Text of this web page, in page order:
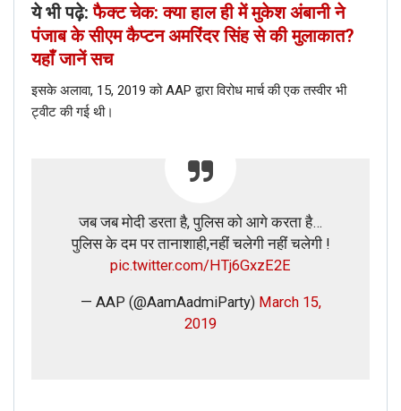
बारे में रिपोर्ट दिखाई दे रही है। रिपोर्ट में अमिताभ बच्चन और अभिषेक
बच्चन के वीडियो को भी दिखाया गया है जैसा कि वायरल स्क्रीनशॉट में
देखा गया है।
ये भी पढ़े:फैक्ट चेक: क्या हाल ही में मुकेश अंबानी ने
पंजाब के सीएम कैप्टन अमरिंदर सिंह से की मुलाकात?
यहाँ जानें सच
इसके अलावा, 15, 2019 को AAP द्वारा विरोध मार्च की एक तस्वीर भी
ट्वीट की गई थी।
जब जब मोदी डरता है, पुलिस को आगे करता है…
पुलिस के दम पर तानाशाही,नहीं चलेगी नहीं चलेगी !
pic.twitter.com/HTj6GxzE2E
— AAP (@AamAadmiParty) March 15,
2019